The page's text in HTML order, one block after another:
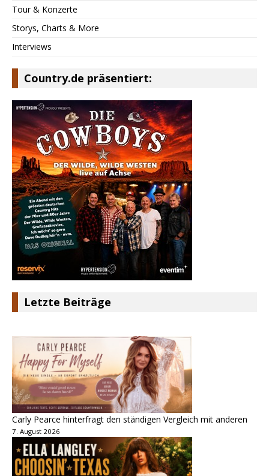
Tour & Konzerte
Storys, Charts & More
Interviews
Country.de präsentiert:
Letzte Beiträge
Carly Pearce hinterfragt den ständigen Vergleich mit anderen
7. August 2026